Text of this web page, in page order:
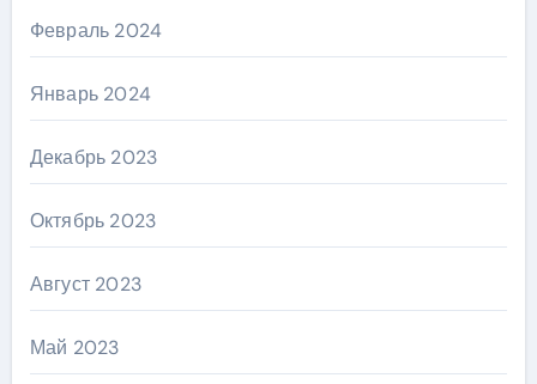
Февраль 2024
Январь 2024
Декабрь 2023
Октябрь 2023
Август 2023
Май 2023